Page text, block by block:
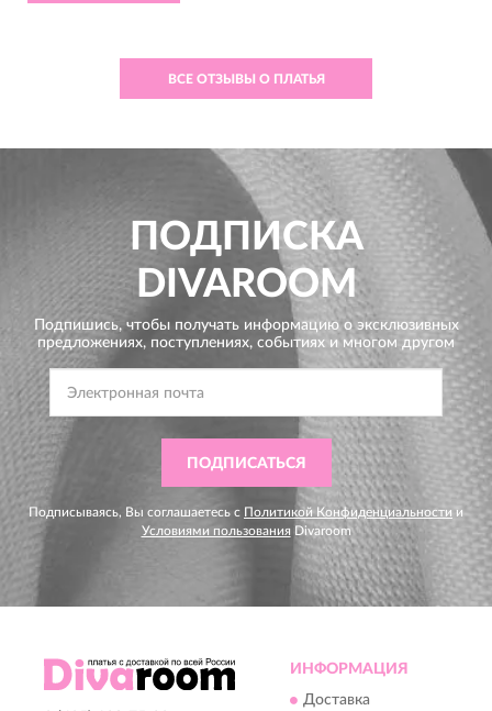
ВСЕ ОТЗЫВЫ О ПЛАТЬЯ
ПОДПИСКА
DIVAROOM
Подпишись, чтобы получать информацию о эксклюзивных
предложениях, поступлениях, событиях и многом другом
ПОДПИСАТЬСЯ
Подписываясь, Вы соглашаетесь с Политикой Конфиденциальности и
Условиями пользования Divaroom
ИНФОРМАЦИЯ
Доставка